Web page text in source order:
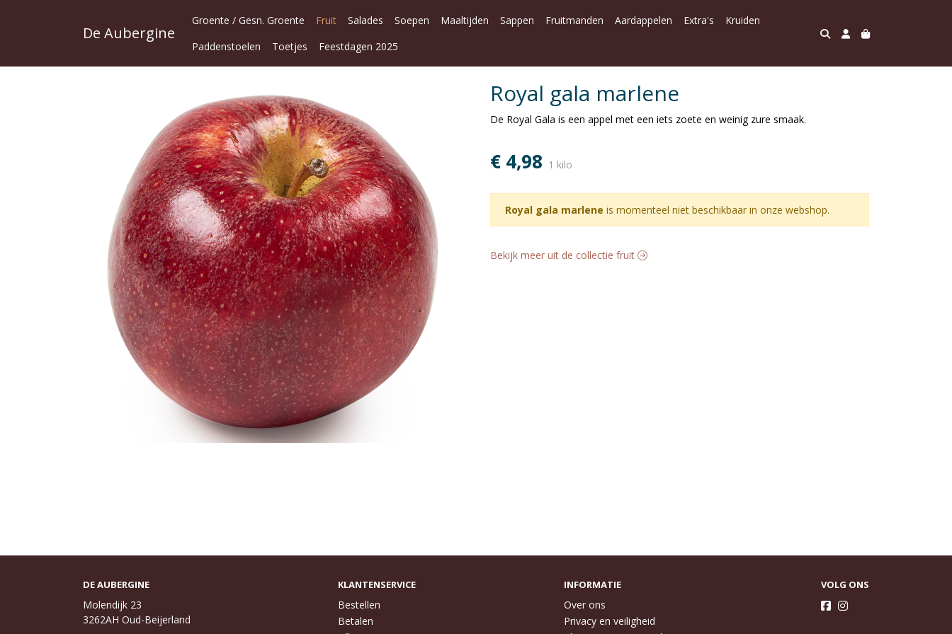
De Aubergine
Groente / Gesn. Groente Fruit Salades Soepen Maaltijden Sappen Fruitmanden Aardappelen Extra's
Kruiden
Paddenstoelen
Toetjes Feestdagen 2025
Royal gala marlene
De Royal Gala is een appel met een iets zoete en weinig zure smaak.
€ 4,98 1 kilo
Royal gala marlene is momenteel niet beschikbaar in onze webshop.
Bekijk meer uit de collectie fruit
DE AUBERGINE
Molendijk 23
3262AH Oud-Beijerland
KLANTENSERVICE
Bestellen
Betalen
INFORMATIE
Over ons
Privacy en veiligheid
VOLG ONS